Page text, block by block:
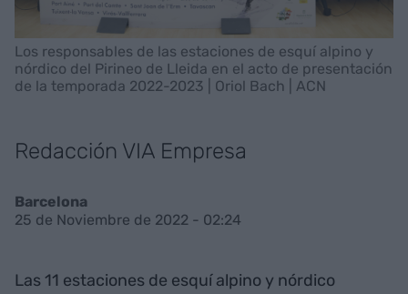
Los responsables de las estaciones de esquí alpino y
nórdico del Pirineo de Lleida en el acto de presentación
de la temporada 2022-2023 | Oriol Bach | ACN
Redacción VIA Empresa
Barcelona
25 de Noviembre de 2022 - 02:24
Las 11 estaciones de esquí alpino y nórdico